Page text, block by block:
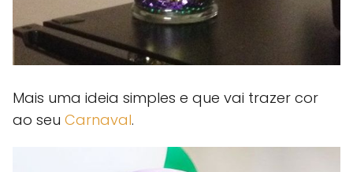
Mais uma ideia simples e que vai trazer cor
ao seu Carnaval.